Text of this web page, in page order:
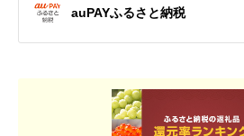
auPAYふるさと納税